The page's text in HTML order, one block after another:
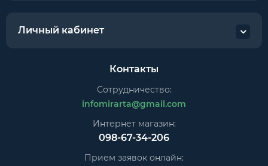
Личный кабинет
Контакты
Сотрудничество:
infomirarta@gmail.com
Интернет магазин:
098-67-34-206
Прием заявок онлайн: